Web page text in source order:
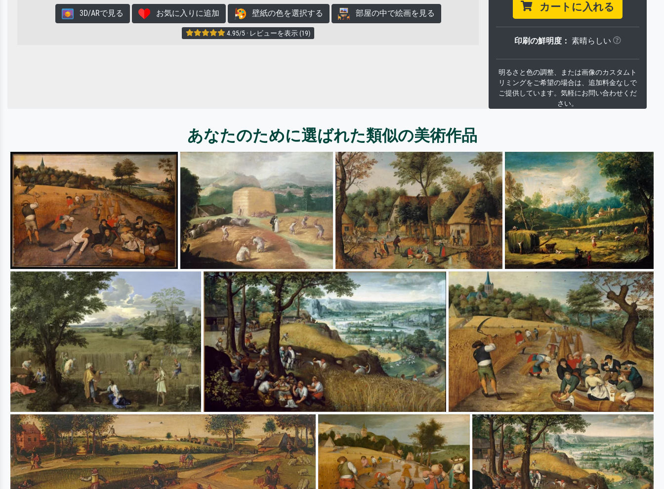
3D/ARで見る お気に入りに追加 壁紙の色を選択する 部屋の中で絵画を見る
4.95/5 · レビューを表示 (19)
カートに入れる
印刷の鮮明度： 素晴らしい
明るさと色の調整、または画像のカスタムト
リミングをご希望の場合は、追加料金なしで
ご提供しています。気軽にお問い合わせくだ
さい。
あなたのために選ばれた類似の美術作品